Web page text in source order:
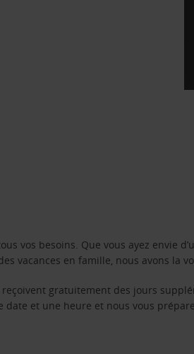
vos besoins. Que vous ayez envie
vacances en famille, nous avons la
gratuitement des jours
et une heure et nous vous